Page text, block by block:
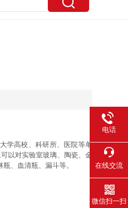
学高校、科研所、医院等单
以对实验室玻璃、陶瓷、金
、血清瓶、漏斗等。
电话
在线交流
微信扫一扫